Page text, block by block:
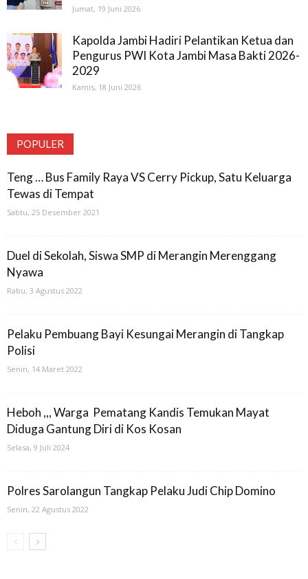
Jumat, 19 Juni 2026
Kapolda Jambi Hadiri Pelantikan Ketua dan
Pengurus PWI Kota Jambi Masa Bakti 2026-
2029
Kamis, 18 Juni 2026
POPULER
Teng … Bus Family Raya VS Cerry Pickup, Satu Keluarga
Tewas di Tempat
Sabtu, 25 Desember 2021
Duel di Sekolah, Siswa SMP di Merangin Merenggang
Nyawa
Rabu, 3 Agustus 2022
Pelaku Pembuang Bayi Kesungai Merangin di Tangkap
Polisi
Senin, 14 Maret 2022
Heboh ,,, Warga Pematang Kandis Temukan Mayat
Diduga Gantung Diri di Kos Kosan
Selasa, 9 Juli 2024
Polres Sarolangun Tangkap Pelaku Judi Chip Domino
Senin, 22 Agustus 2022